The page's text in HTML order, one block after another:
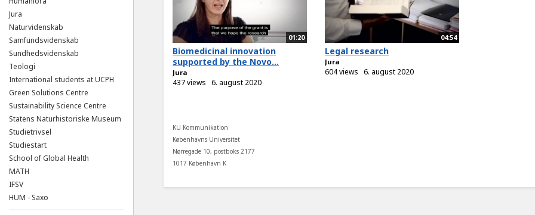
Jura
Naturvidenskab
Samfundsvidenskab
Sundhedsvidenskab
Teologi
International students at UCPH
Green Solutions Centre
Sustainability Science Centre
Statens Naturhistoriske Museum
Studietrivsel
Studiestart
School of Global Health
MATH
IFSV
HUM - Saxo
01:20
Biomedicinal innovation
supported by the Novo...
Jura
437 views 6. august 2020
04:54
Legal research
Jura
604 views 6. august 2020
KU Kommunikation
Københavns Universitet
Nørregade 10, postboks 2177
1017 København K